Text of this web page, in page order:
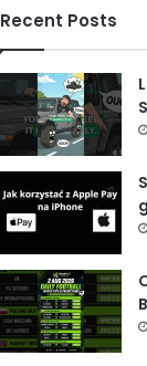
Recent Posts